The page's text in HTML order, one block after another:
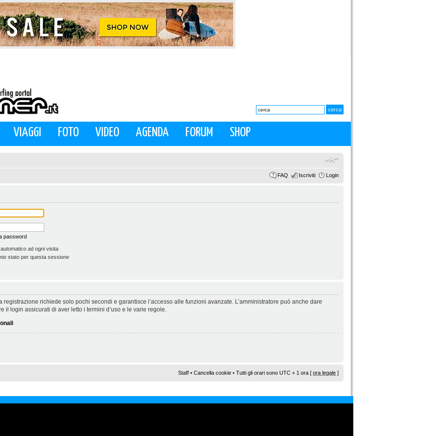
VIAGGI FOTO VIDEO AGENDA FORUM SHOP
FAQ Iscriviti Login
password
ad ogni visita
stato per questa sessione
richiede solo pochi secondi e garantisce l’accesso alle funzioni avanzate. L’amministratore puó anche dare
il login assicurati di aver letto i termini d’uso e le varie regole.
Staff • Cancella cookie • Tutti gli orari sono UTC + 1 ora [ ora legale ]